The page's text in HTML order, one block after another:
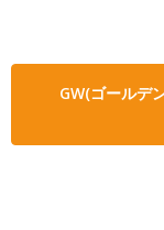
GW(ゴールデ